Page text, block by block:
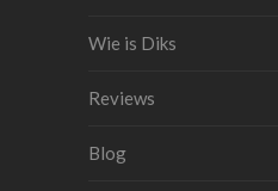
Wie is Diks
Reviews
Blog